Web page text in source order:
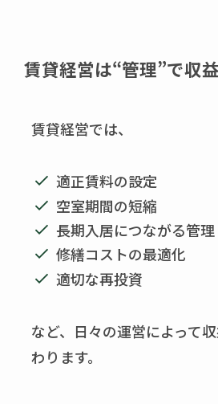
賃貸経営は“管理”で収
賃貸経営では、
適正賃料の設定
空室期間の短縮
長期入居につながる管理
修繕コストの最適化
適切な再投資
など、日々の運営によって
わります。